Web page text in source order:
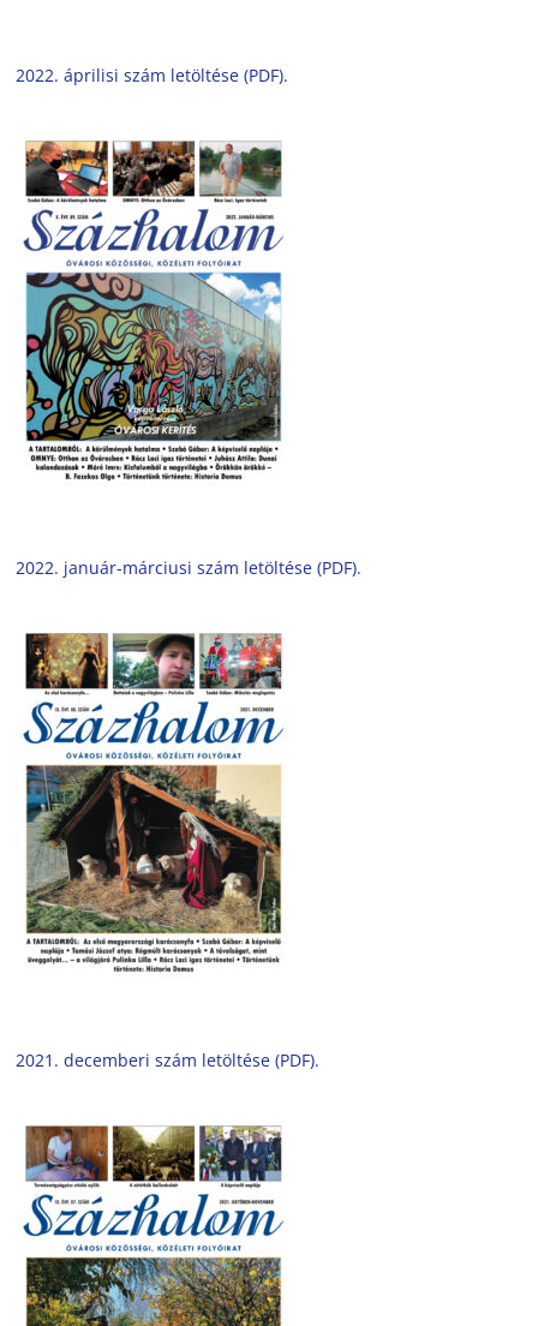
2022. áprilisi szám letöltése (PDF).
2022. január-márciusi szám letöltése (PDF).
2021. decemberi szám letöltése (PDF).